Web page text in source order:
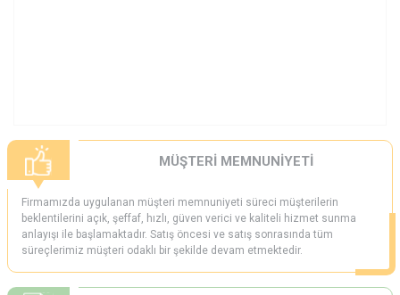
MÜŞTERİ MEMNUNİYETİ
Firmamızda uygulanan müşteri memnuniyeti süreci müşterilerin
beklentilerini açık, şeffaf, hızlı, güven verici ve kaliteli hizmet sunma
anlayışı ile başlamaktadır. Satış öncesi ve satış sonrasında tüm
süreçlerimiz müşteri odaklı bir şekilde devam etmektedir.